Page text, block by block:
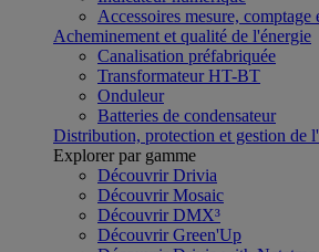
Accessoires mesure, comptage
Acheminement et qualité de l'énergie
Canalisation préfabriquée
Transformateur HT-BT
Onduleur
Batteries de condensateur
Distribution, protection et gestion de
Explorer par gamme
Découvrir Drivia
Découvrir Mosaic
Découvrir DMX³
Découvrir Green'Up